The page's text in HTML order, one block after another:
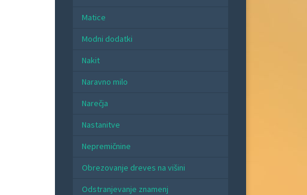
Matice
Modni dodatki
Nakit
Naravno milo
Narečja
Nastanitve
Nepremičnine
Obrezovanje dreves na višini
Odstranjevanje znamenj